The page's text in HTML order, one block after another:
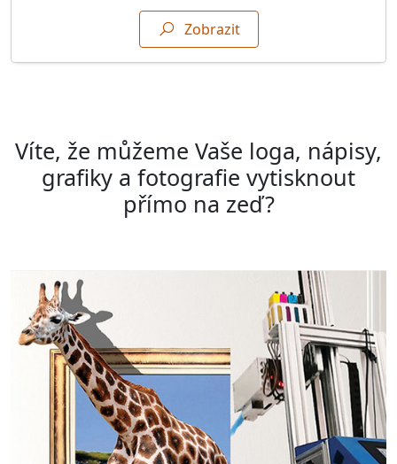
Zobrazit
Víte, že můžeme Vaše loga, nápisy,
grafiky a fotografie vytisknout
přímo na zeď?